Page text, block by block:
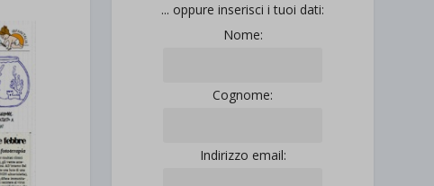
... oppure inserisci i tuoi dati:
Nome:
Cognome:
Indirizzo email: